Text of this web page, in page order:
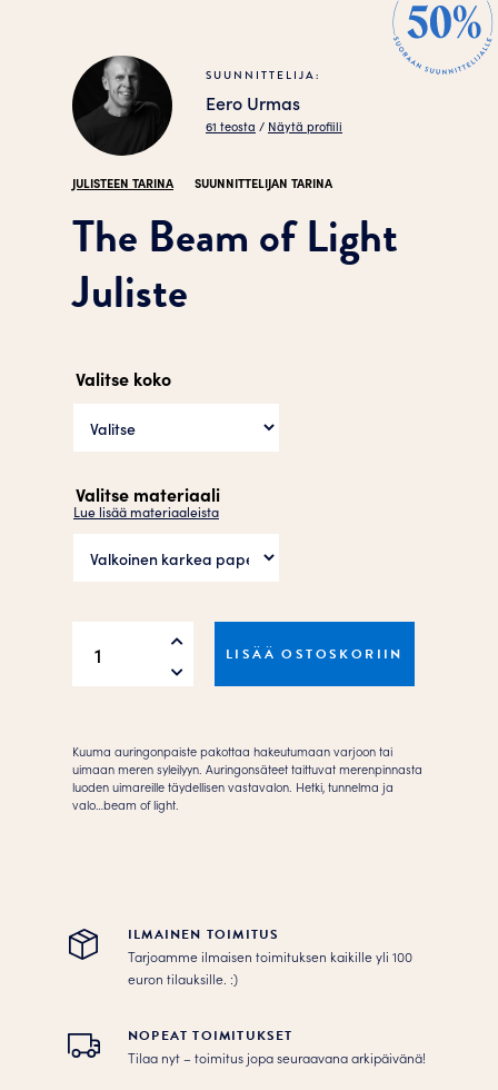
SUUNNITTELIJA:
Eero Urmas
61 teosta / Näytä profiili
JULISTEEN TARINA SUUNNITTELIJAN TARINA
The Beam of Light
Juliste
Valitse koko
Valitse materiaali
Lue lisää materiaaleista
Beam
määrä
LISÄÄ OSTOSKORIIN
Kuuma auringonpaiste pakottaa hakeutumaan varjoon tai
uimaan meren syleilyyn. Auringonsäteet taittuvat merenpinnasta
luoden uimareille täydellisen vastavalon. Hetki, tunnelma ja
valo…beam of light.
ILMAINEN TOIMITUS
Tarjoamme ilmaisen toimituksen kaikille yli 100
euron tilauksille. :­­)
NOPEAT TOIMITUKSET
Tilaa nyt – toimitus jopa seuraavana arkipäivänä!